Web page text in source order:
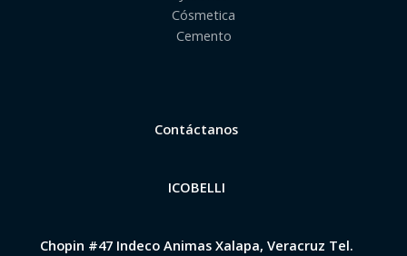
Cósmetica
Cemento
Contáctanos
ICOBELLI
Chopin #47 Indeco Animas Xalapa, Veracruz Tel.